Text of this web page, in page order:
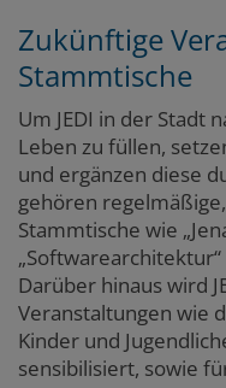
Zukünftige
Stammtische
Um JEDI in der Stadt
Leben zu füllen,
und ergänzen diese
gehören
Stammtische wie
„Softwarearchitektur“
Darüber hinaus wird
Veranstaltungen wie
Kinder und
sensibilisiert, sowie